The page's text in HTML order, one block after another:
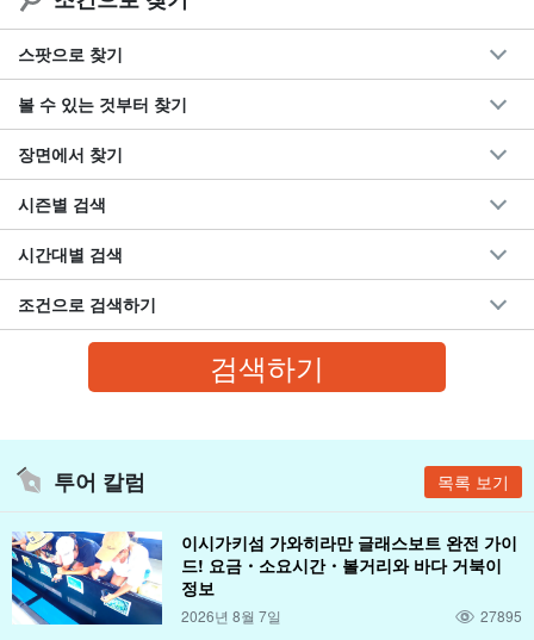
스팟으로 찾기
볼 수 있는 것부터 찾기
장면에서 찾기
시즌별 검색
시간대별 검색
조건으로 검색하기
투어 칼럼 목록 보기
이시가키섬 가와히라만 글래스보트 완전 가이
드! 요금・소요시간・볼거리와 바다 거북이
정보
2026년 8월 7일 27895